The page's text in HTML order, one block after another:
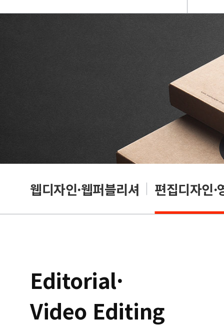
웹디자인·웹퍼블리셔 편집디자인·
Editorial·
Video Editing